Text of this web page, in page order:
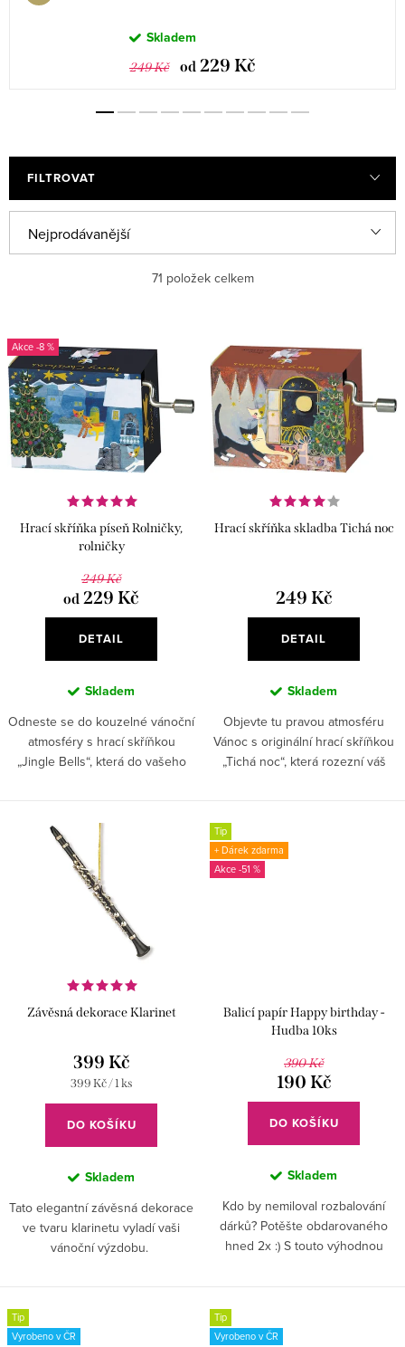
Skladem
249 Kč od 229 Kč
FILTROVAT
a
n
í
p
r
o
u
Nejprodávanější
Abecedně
71 položek celkem
V
ý
p
i
s
o
-8 %
Hrací skříňka píseň Rolničky,
rolničky
249 Kč
od 229 Kč
DETAIL
Skladem
Odneste se do kouzelné vánoční
atmosféry s hrací skříňkou
„Jingle Bells“, která do vašeho
Hrací skříňka skladba Tichá noc
249 Kč
DETAIL
Skladem
Objevte tu pravou atmosféru
Vánoc s originální hrací skříňkou
„Tichá noc“, která rozezní váš
Závěsná dekorace Klarinet
399 Kč
Měrná
cena:
399 Kč / 1 ks
DO KOŠÍKU
Skladem
Tato elegantní závěsná dekorace
ve tvaru klarinetu vyladí vaši
vánoční výzdobu.
Tip
+ Dárek zdarma
-51 %
Balicí papír Happy birthday -
Hudba 10ks
390 Kč
190 Kč
DO KOŠÍKU
Skladem
Kdo by nemiloval rozbalování
dárků? Potěšte obdarovaného
hned 2x :) S touto výhodnou
Tip
Vyrobeno v ČR
Tip
Vyrobeno v ČR